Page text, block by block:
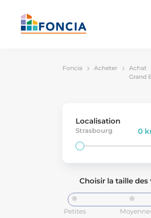
Foncia Acheter
Achat
Grand
Localisation
Strasbourg 0
Choisir la taille
Petites